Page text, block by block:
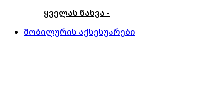
ყველას ნახვა -
მობილურის აქსესუარები